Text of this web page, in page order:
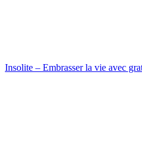
Insolite – Embrasser la vie avec